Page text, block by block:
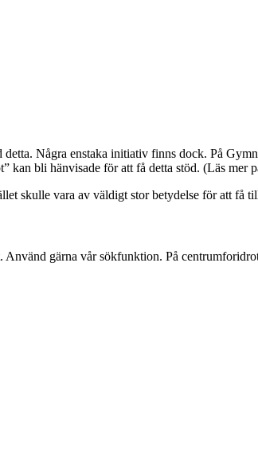
Några enstaka initiativ finns dock. På
kan bli hänvisade för att få detta stöd. (Läs mer
skulle vara av väldigt stor betydelse för att få
gärna vår sökfunktion. På